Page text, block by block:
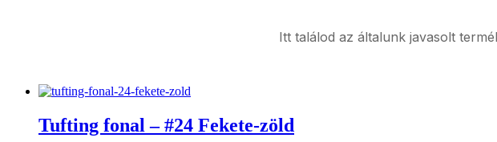
Itt találod az általunk javasolt
Tufting fonal – #24 Fekete-zöld